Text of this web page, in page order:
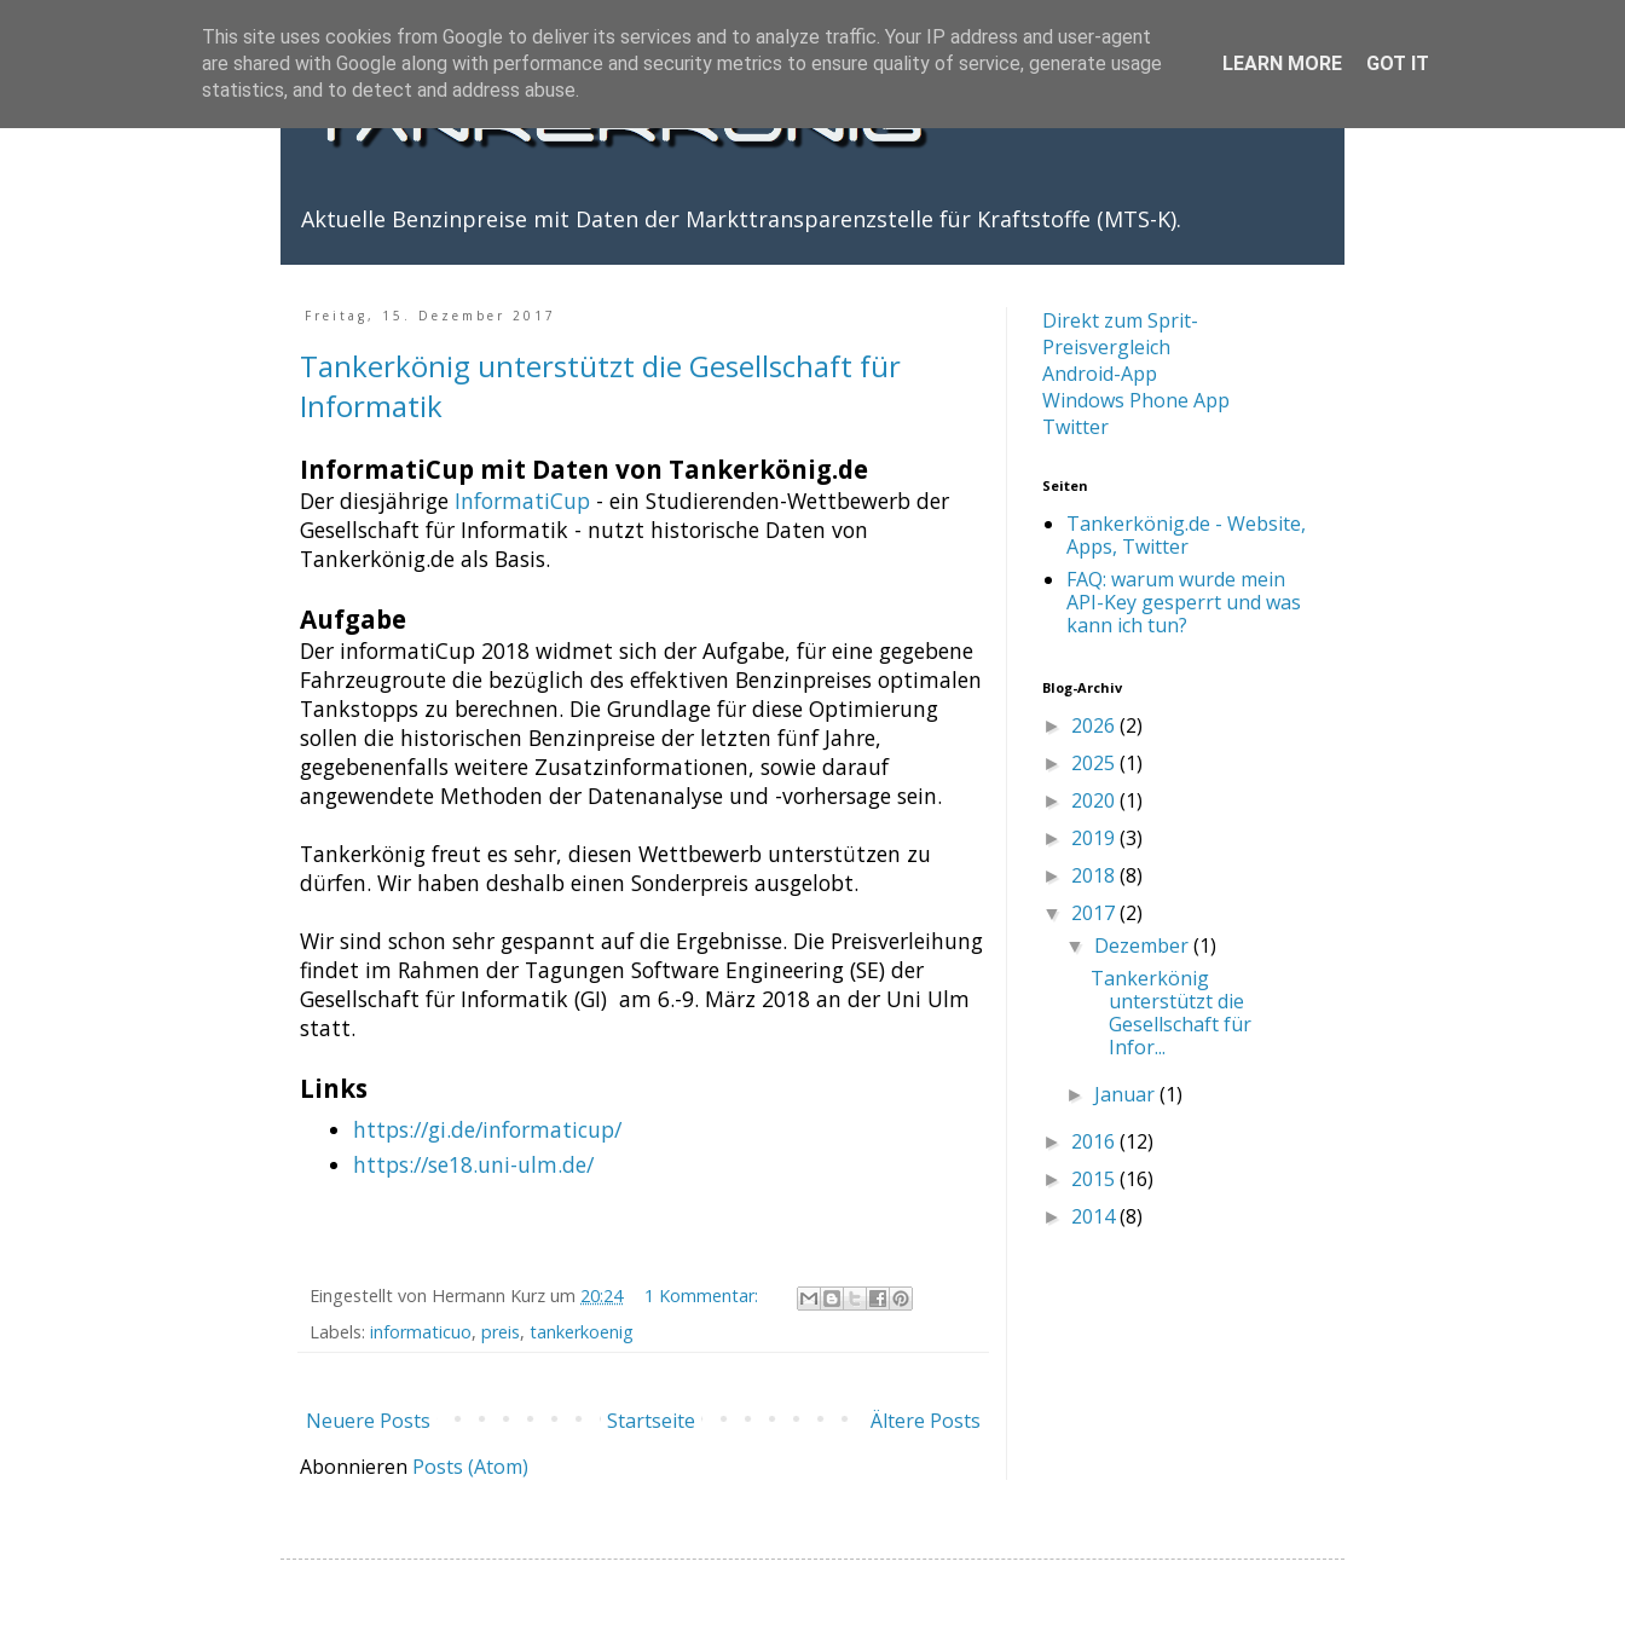
Aktuelle Benzinpreise mit Daten der Markttransparenzstelle für Kraftstoffe (MTS-K).
Freitag, 15. Dezember 2017
Tankerkönig unterstützt die Gesellschaft für
Informatik
InformatiCup mit Daten von Tankerkönig.de
Der diesjährige InformatiCup - ein Studierenden-Wettbewerb der
Gesellschaft für Informatik - nutzt historische Daten von
Tankerkönig.de als Basis.
Aufgabe
Der informatiCup 2018 widmet sich der Aufgabe, für eine gegebene
Fahrzeugroute die bezüglich des effektiven Benzinpreises optimalen
Tankstopps zu berechnen. Die Grundlage für diese Optimierung
sollen die historischen Benzinpreise der letzten fünf Jahre,
gegebenenfalls weitere Zusatzinformationen, sowie darauf
angewendete Methoden der Datenanalyse und -vorhersage sein.
Tankerkönig freut es sehr, diesen Wettbewerb unterstützen zu
dürfen. Wir haben deshalb einen Sonderpreis ausgelobt.
Wir sind schon sehr gespannt auf die Ergebnisse. Die Preisverleihung
findet im Rahmen der Tagungen Software Engineering (SE) der
Gesellschaft für Informatik (GI) am 6.-9. März 2018 an der Uni Ulm
statt.
Links
https://gi.de/informaticup/
https://se18.uni-ulm.de/
Eingestellt von Hermann Kurz um 20:24
1 Kommentar:
Labels: informaticuo, preis, tankerkoenig
Neuere Posts Ältere Posts
Startseite
Abonnieren Posts (Atom)
Direkt zum Sprit-
Preisvergleich
Android-App
Windows Phone App
Twitter
Seiten
Tankerkönig.de - Website,
Apps, Twitter
FAQ: warum wurde mein
API-Key gesperrt und was
kann ich tun?
Blog-Archiv
► 2026 (2)
► 2025 (1)
► 2020 (1)
► 2019 (3)
► 2018 (8)
▼ 2017(2)
▼ Dezember(1)
Tankerkönig
unterstützt die
Gesellschaft für
Infor...
► Januar(1)
► 2016 (12)
► 2015 (16)
► 2014(8)
This site uses cookies from Google to deliver its services and to analyze traffic. Your IP address and user-agent
are shared with Google along with performance and security metrics to ensure quality of service, generate usage
statistics, and to detect and address abuse.
LEARN MORE GOT IT